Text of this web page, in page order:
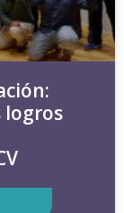
logros